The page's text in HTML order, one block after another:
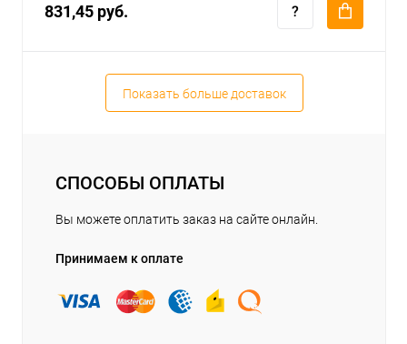
831,45 руб.
Показать больше доставок
СПОСОБЫ ОПЛАТЫ
Вы можете оплатить заказ на сайте онлайн.
Принимаем к оплате